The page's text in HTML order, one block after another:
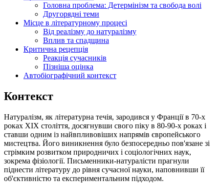
Головна проблема: Детермінізм та свобода волі
Другорядні теми
Місце в літературному процесі
Від реалізму до натуралізму
Вплив та спадщина
Критична рецепція
Реакція сучасників
Пізніша оцінка
Автобіографічний контекст
Контекст
Натуралізм, як літературна течія, зародився у Франції в 70-х
роках XIX століття, досягнувши свого піку в 80-90-х роках і
ставши одним із найвпливовіших напрямів європейського
мистецтва. Його виникнення було безпосередньо пов'язане зі
стрімким розвитком природничих і соціологічних наук,
зокрема фізіології. Письменники-натуралісти прагнули
піднести літературу до рівня сучасної науки, наповнивши її
об'єктивністю та експериментальним підходом.